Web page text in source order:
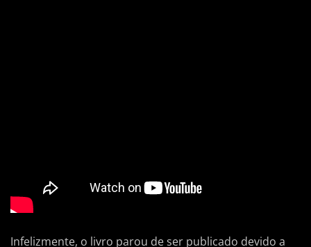
Infelizmente, o livro parou de ser publicado devido a